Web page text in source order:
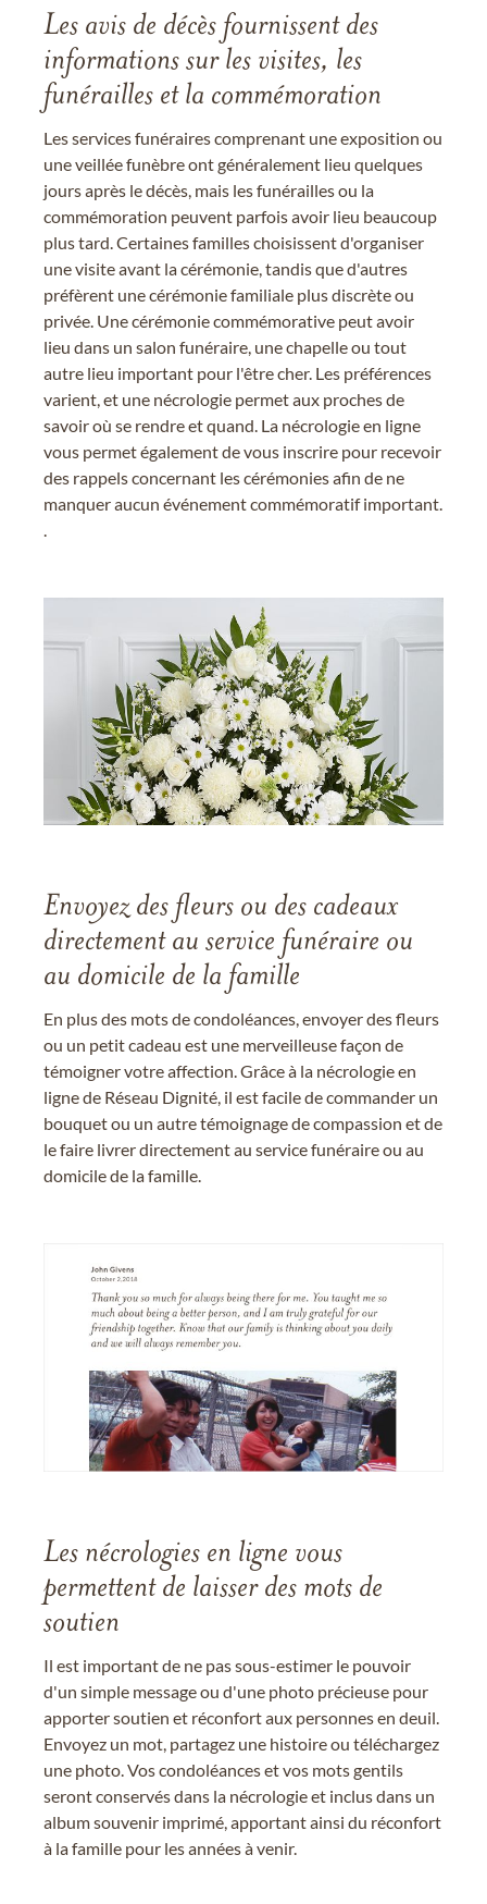
Les avis de décès fournissent des
informations sur les visites, les
funérailles et la commémoration
Les services funéraires comprenant une exposition ou
une veillée funèbre ont généralement lieu quelques
jours après le décès, mais les funérailles ou la
commémoration peuvent parfois avoir lieu beaucoup
plus tard. Certaines familles choisissent d'organiser
une visite avant la cérémonie, tandis que d'autres
préfèrent une cérémonie familiale plus discrète ou
privée. Une cérémonie commémorative peut avoir
lieu dans un salon funéraire, une chapelle ou tout
autre lieu important pour l'être cher. Les préférences
varient, et une nécrologie permet aux proches de
savoir où se rendre et quand. La nécrologie en ligne
vous permet également de vous inscrire pour recevoir
des rappels concernant les cérémonies afin de ne
manquer aucun événement commémoratif important.
Envoyez des fleurs ou des cadeaux
directement au service funéraire ou
au domicile de la famille
En plus des mots de condoléances, envoyer des fleurs
ou un petit cadeau est une merveilleuse façon de
témoigner votre affection. Grâce à la nécrologie en
ligne de Réseau Dignité, il est facile de commander un
bouquet ou un autre témoignage de compassion et de
le faire livrer directement au service funéraire ou au
domicile de la famille.
Les nécrologies en ligne vous
permettent de laisser des mots de
soutien
Il est important de ne pas sous-estimer le pouvoir
d'un simple message ou d'une photo précieuse pour
apporter soutien et réconfort aux personnes en deuil.
Envoyez un mot, partagez une histoire ou téléchargez
une photo. Vos condoléances et vos mots gentils
seront conservés dans la nécrologie et inclus dans un
album souvenir imprimé, apportant ainsi du réconfort
à la famille pour les années à venir.